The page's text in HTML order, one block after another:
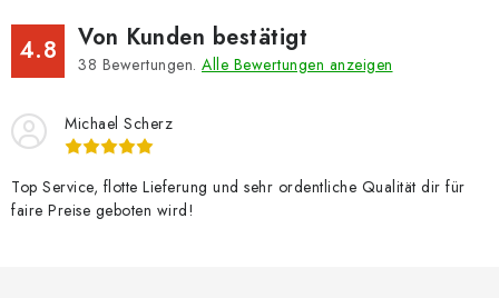
4.8 Von Kunden bestätigt
38 Bewertungen. Alle Bewertungen anzeigen
Michael Scherz
Top Service, flotte Lieferung und sehr ordentliche Qualität dir für
faire Preise geboten wird!